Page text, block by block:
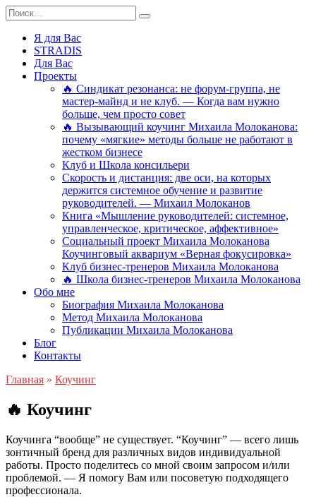
Перейти
к
содержанию
Search
for:
Я для Вас
STRADIS
Для Вас
Проекты
🔥 Синдикат резонанса: не форум-группа, не
мастер-майнд и не клуб. — Когда вам нужно
больше, чем просто совет
🔥 Вызывающий коучинг Михаила Молоканова:
почему «мягкие» методы больше не работают в
жестком бизнесе
Клуб и Школа консильери
Скорость и дистанция: две оси, на которых
держится системное обучение и развитие
руководителей. — Михаил Молоканов
Книга «Мышление руководителей: системное,
управленческое, критическое, аффективное»
Социальный проект Михаила Молоканова
Коучинговый аквариум «Верная фокусировка»
Клуб бизнес-тренеров Михаила Молоканова
🔥 Школа бизнес-тренеров Михаила Молоканова
Обо мне
Биография Михаила Молоканова
Метод Михаила Молоканова
Публикации Михаила Молоканова
Блог
Контакты
Главная » Коучинг
🔥 Коучинг
Коучинга “вообще” не существует. “Коучинг” — всего лишь
зонтичный бренд для различных видов индивидуальной
работы. Просто поделитесь со мной своим запросом и/или
проблемой. — Я помогу Вам или посоветую подходящего
профессионала.